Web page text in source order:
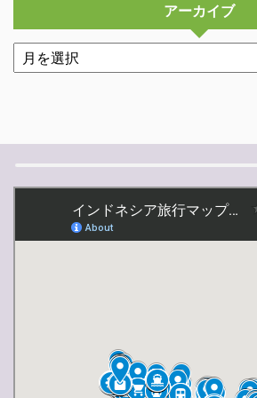
アーカイブ